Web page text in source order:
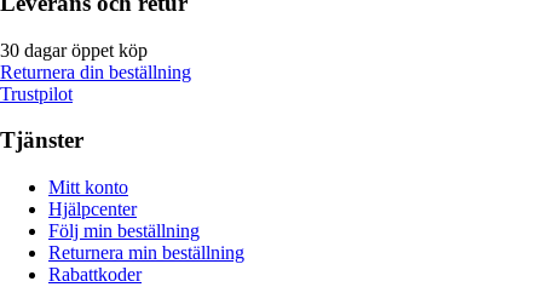
30 dagar öppet köp
Returnera din beställning
Trustpilot
Tjänster
Mitt konto
Hjälpcenter
Följ min beställning
Returnera min beställning
Rabattkoder